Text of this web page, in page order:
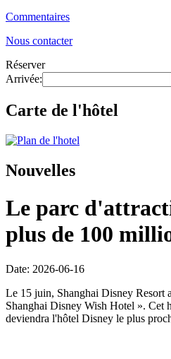
Commentaires
Nous contacter
Réserver
Arrivée:
Carte de l'hôtel
Nouvelles
Le parc
plus de 100
Date: 2026-06-16
Le 15 juin, Shanghai Disney Resort
Shanghai Disney Wish Hotel ». Cet
deviendra l'hôtel Disney le plus